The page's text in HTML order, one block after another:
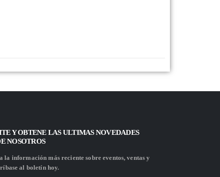
Y OBTENE LAS ULTIMAS NOVEDADES
NOSOTROS
la información más reciente sobre eventos, ventas y
al boletín hoy.